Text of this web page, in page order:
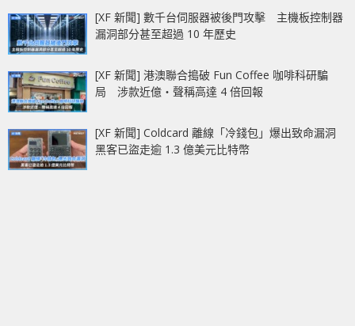
[XF 新聞] 數千台伺服器被後門攻擊 主機板控制器
漏洞部分甚至超過 10 年歷史
[XF 新聞] 港澳聯合搗破 Fun Coffee 咖啡科研騙
局 涉款近億‧聲稱高達 4 倍回報
[XF 新聞] Coldcard 離線「冷錢包」爆出致命漏洞
黑客已盜走逾 1.3 億美元比特幣